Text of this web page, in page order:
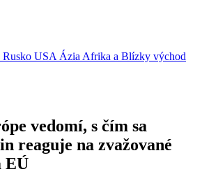
Rusko USA ÁziaAfrika a Blízky východ
vedomí, s čím sa
reaguje na zvažované
EÚ